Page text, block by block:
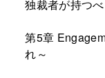
独裁者が持つ
第5章
れ～